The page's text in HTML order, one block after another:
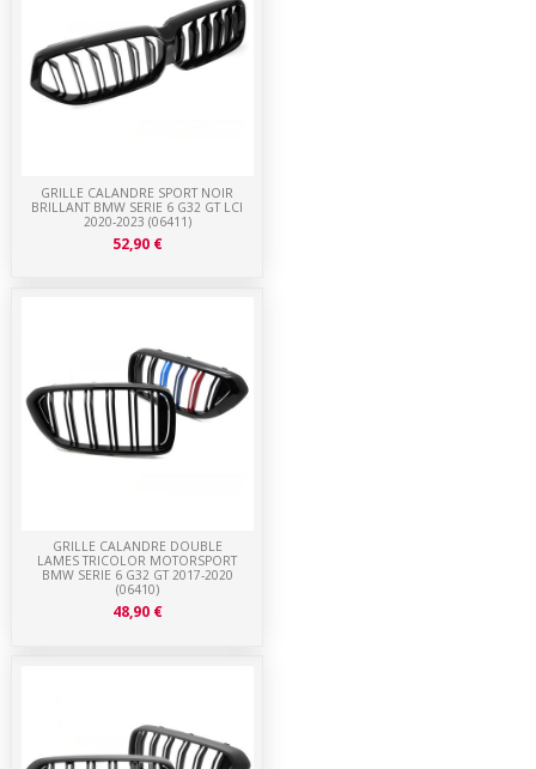
GRILLE CALANDRE DOUBLE
LAMES TRICOLOR MOTORSPORT
BMW SERIE 6 G32 GT 2017-2020
(06410)
48,90 €
GRILLE CALANDRE SPORT NOIR
BRILLANT BMW SERIE 6 G32 GT LCI
2020-2023 (06411)
52,90 €